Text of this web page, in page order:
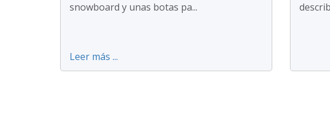
snowboard y unas botas pa...
Leer más ...